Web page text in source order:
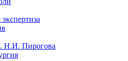
Н.И. Пирогова